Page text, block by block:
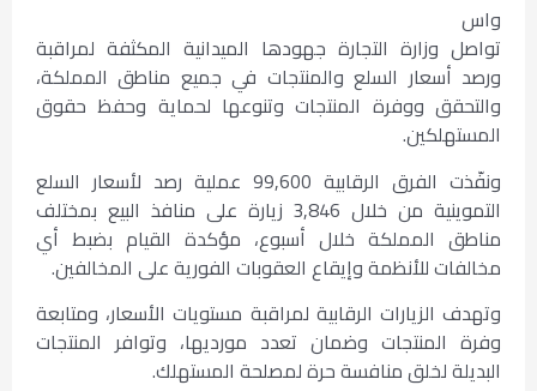
واس
تواصل وزارة التجارة جهودها الميدانية المكثفة لمراقبة
ورصد أسعار السلع والمنتجات في جميع مناطق المملكة،
والتحقق ووفرة المنتجات وتنوعها لحماية وحفظ حقوق
المستهلكين.
ونفّذت الفرق الرقابية 99,600 عملية رصد لأسعار السلع
التموينية من خلال 3,846 زيارة على منافذ البيع بمختلف
مناطق المملكة خلال أسبوع، مؤكدة القيام بضبط أي
مخالفات للأنظمة وإيقاع العقوبات الفورية على المخالفين.
وتهدف الزيارات الرقابية لمراقبة مستويات الأسعار، ومتابعة
وفرة المنتجات وضمان تعدد مورديها، وتوافر المنتجات
البديلة لخلق منافسة حرة لمصلحة المستهلك.